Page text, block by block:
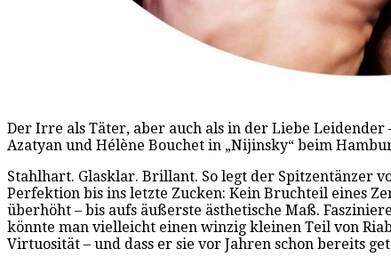
Der Irre als Täter, aber auch als in der Liebe
Azatyan und Hélène Bouchet in „Nijinsky“ beim
Stahlhart. Glasklar. Brillant. So legt der Spitzentänzer
Perfektion bis ins letzte Zucken: Kein Bruchteil eines
überhöht – bis aufs äußerste ästhetische Maß.
könnte man vielleicht einen winzig kleinen Teil von
Virtuosität – und dass er sie vor Jahren schon bereits